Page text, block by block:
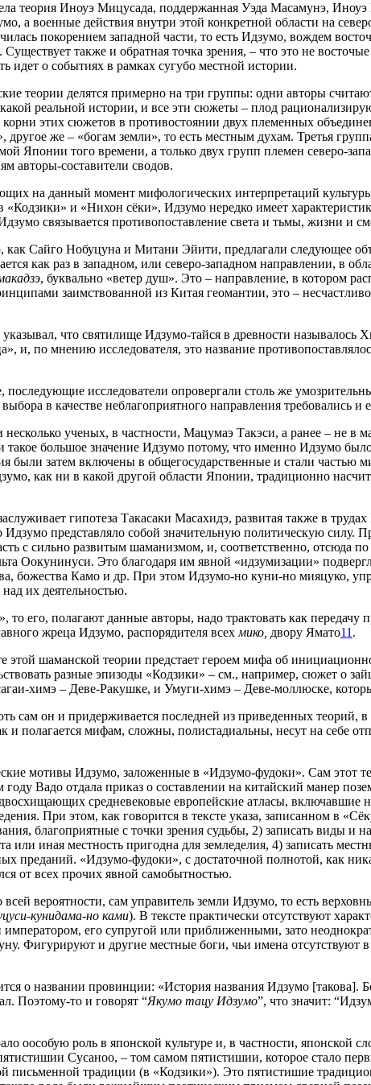
теория Иноуэ Мицусада, поддержанная Уэда Масамунэ,
а военные действия внутри этой конкретной области на
покорением западной части, то есть Идзумо, вождем
также и обратная точка зрения, – что это не
идет о событиях в рамках сугубо местной истории.
теории делятся примерно на три группы: одни авторы
реальной истории, и все эти сюжеты – плод
этих сюжетов в противостоянии двух племенных
же – «богам земли», то есть местным духам. Третья
Японии того времени, а только двух групп племен северо-
авторы-составители сводов.
на данный момент мифологических интерпретаций
«Кодзики» и «Нихон сёки», Идзумо нередко имеет
связывается противопоставление света и тьмы, жизни и
Сайго Нобуцуна и Митани Эйити, предлагали следующее
как раз в западном, или северо-западном направлении, в
, буквально «ветер душ». Это – направление, в котором
заимствованной из Китая геомантии, это –
что святилище Идзумо-тайся в древности называлось
и, по мнению исследователя, это название
исследователи опровергали столь же
в качестве неблагоприятного направления требовались и
несколько ученых, в частности, Мацумаэ Такэси, а ранее – не
такое большое значение Идзумо потому, что именно Идзумо
были затем включены в общегосударственные и стали частью
как ни в какой другой области Японии, традиционно
гипотеза Такасаки Масахидэ, развитая также в
представляло собой значительную политическую силу.
с сильно развитым шаманизмом, и, соответственно, отсюда
Оокунинуси. Это благодаря им явной «идзумизации»
божества Камо и др. При этом Идзумо-но куни-но мияцуко,
их деятельностью.
то его, полагают данные авторы, надо трактовать как
жреца Идзумо, распорядителя всех мико, двору Ямато11 .
этой шаманской теории предстает героем мифа об
разные эпизоды «Кодзики» – см., например, сюжет о
химэ – Деве-Ракушке, и Умуги-химэ – Деве-моллюске,
сам он и придерживается последней из приведенных теорий, в
полагается мифам, сложны, полистадиальны, несут на себе
мотивы Идзумо, заложенные в «Идзумо-фудоки». Сам этот
Вадо отдала приказ о составлении на китайский манер
средневековые европейские атласы, включавшие
При этом, как говорится в тексте указа, записанном в
благоприятные с точки зрения судьбы, 2) записать виды и
или иная местность пригодна для земледелия, 4) записать
преданий. «Идзумо-фудоки», с достаточной полнотой, как
от всех прочих явной самобытностью.
вероятности, сам управитель земли Идзумо, то есть
кунидама-но ками). В тексте практически отсутствуют
его супругой или приближенными, зато
Фигурируют и другие местные боги, чьи имена отсутствуют
о названии провинции: «История названия Идзумо [такова].
Поэтому-то и говорят “Якумо тацу Идзумо”, что значит:
оособую роль в японской культуре и, в частности, японской
Сусаноо, – том самом пятистишии, которое стало
письменной традиции (в «Кодзики»). Это пятистишие